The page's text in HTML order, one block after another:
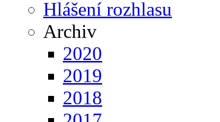
Hlášení rozhlasu
Archiv
2020
2019
2018